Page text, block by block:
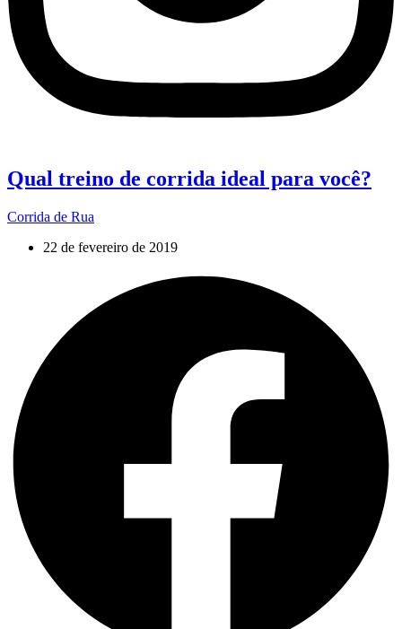
Qual treino de corrida ideal para você?
Corrida de Rua
22 de fevereiro de 2019